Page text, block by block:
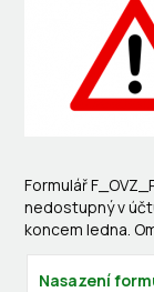
Formulář
nedostupný v
koncem ledna.
Nasazení